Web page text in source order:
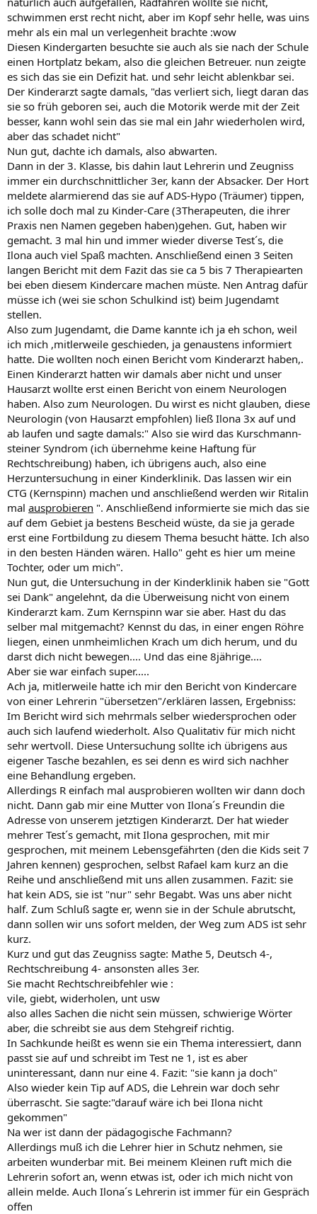
schwimmen erst recht nicht, aber im Kopf sehr helle, was uins
mehr als ein mal un verlegenheit brachte :wow
Diesen Kindergarten besuchte sie auch als sie nach der Schule
einen Hortplatz bekam, also die gleichen Betreuer. nun zeigte
es sich das sie ein Defizit hat. und sehr leicht ablenkbar sei.
Der Kinderarzt sagte damals, "das verliert sich, liegt daran das
sie so früh geboren sei, auch die Motorik werde mit der Zeit
besser, kann wohl sein das sie mal ein Jahr wiederholen wird,
aber das schadet nicht"
Nun gut, dachte ich damals, also abwarten.
Dann in der 3. Klasse, bis dahin laut Lehrerin und Zeugniss
immer ein durchschnittlicher 3er, kann der Absacker. Der Hort
meldete alarmierend das sie auf ADS-Hypo (Träumer) tippen,
ich solle doch mal zu Kinder-Care (3Therapeuten, die ihrer
Praxis nen Namen gegeben haben)gehen. Gut, haben wir
gemacht. 3 mal hin und immer wieder diverse Test´s, die
Ilona auch viel Spaß machten. Anschließend einen 3 Seiten
langen Bericht mit dem Fazit das sie ca 5 bis 7 Therapiearten
bei eben diesem Kindercare machen müste. Nen Antrag dafür
müsse ich (wei sie schon Schulkind ist) beim Jugendamt
stellen.
Also zum Jugendamt, die Dame kannte ich ja eh schon, weil
ich mich ,mitlerweile geschieden, ja genaustens informiert
hatte. Die wollten noch einen Bericht vom Kinderarzt haben,.
Einen Kinderarzt hatten wir damals aber nicht und unser
Hausarzt wollte erst einen Bericht von einem Neurologen
haben. Also zum Neurologen. Du wirst es nicht glauben, diese
Neurologin (von Hausarzt empfohlen) ließ Ilona 3x auf und
ab laufen und sagte damals:" Also sie wird das Kurschmann-
steiner Syndrom (ich übernehme keine Haftung für
Rechtschreibung) haben, ich übrigens auch, also eine
Herzuntersuchung in einer Kinderklinik. Das lassen wir ein
CTG (Kernspinn) machen und anschließend werden wir Ritalin
mal ausprobieren ". Anschließend informierte sie mich das sie
auf dem Gebiet ja bestens Bescheid wüste, da sie ja gerade
erst eine Fortbildung zu diesem Thema besucht hätte. Ich also
in den besten Händen wären. Hallo" geht es hier um meine
Tochter, oder um mich".
Nun gut, die Untersuchung in der Kinderklinik haben sie "Gott
sei Dank" angelehnt, da die Überweisung nicht von einem
Kinderarzt kam. Zum Kernspinn war sie aber. Hast du das
selber mal mitgemacht? Kennst du das, in einer engen Röhre
liegen, einen unmheimlichen Krach um dich herum, und du
darst dich nicht bewegen.... Und das eine 8jährige....
Aber sie war einfach super.....
Ach ja, mitlerweile hatte ich mir den Bericht von Kindercare
von einer Lehrerin "übersetzen"/erklären lassen, Ergebniss:
Im Bericht wird sich mehrmals selber wiedersprochen oder
auch sich laufend wiederholt. Also Qualitativ für mich nicht
sehr wertvoll. Diese Untersuchung sollte ich übrigens aus
eigener Tasche bezahlen, es sei denn es wird sich nachher
eine Behandlung ergeben.
Allerdings R einfach mal ausprobieren wollten wir dann doch
nicht. Dann gab mir eine Mutter von Ilona´s Freundin die
Adresse von unserem jetztigen Kinderarzt. Der hat wieder
mehrer Test´s gemacht, mit Ilona gesprochen, mit mir
gesprochen, mit meinem Lebensgefährten (den die Kids seit 7
Jahren kennen) gesprochen, selbst Rafael kam kurz an die
Reihe und anschließend mit uns allen zusammen. Fazit: sie
hat kein ADS, sie ist "nur" sehr Begabt. Was uns aber nicht
half. Zum Schluß sagte er, wenn sie in der Schule abrutscht,
dann sollen wir uns sofort melden, der Weg zum ADS ist sehr
kurz.
Kurz und gut das Zeugniss sagte: Mathe 5, Deutsch 4-,
Rechtschreibung 4- ansonsten alles 3er.
Sie macht Rechtschreibfehler wie :
vile, giebt, widerholen, unt usw
also alles Sachen die nicht sein müssen, schwierige Wörter
aber, die schreibt sie aus dem Stehgreif richtig.
In Sachkunde heißt es wenn sie ein Thema interessiert, dann
passt sie auf und schreibt im Test ne 1, ist es aber
uninteressant, dann nur eine 4. Fazit: "sie kann ja doch"
Also wieder kein Tip auf ADS, die Lehrein war doch sehr
überrascht. Sie sagte:"darauf wäre ich bei Ilona nicht
gekommen"
Na wer ist dann der pädagogische Fachmann?
Allerdings muß ich die Lehrer hier in Schutz nehmen, sie
arbeiten wunderbar mit. Bei meinem Kleinen ruft mich die
Lehrerin sofort an, wenn etwas ist, oder ich mich nicht von
allein melde. Auch Ilona´s Lehrerin ist immer für ein Gespräch
offen